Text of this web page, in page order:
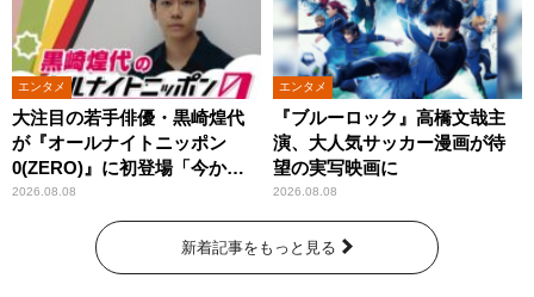
エンタメ
大注目の若手俳優・黒崎煌代
が『オールナイトニッポン
0(ZERO)』に初登場「今から
とてもワクワクしておりま
2026.08.08
エンタメ
『ブルーロック』高橋文哉主
演、大人気サッカー漫画が待
望の実写映画に
2026.08.08
新着記事をもっと見る